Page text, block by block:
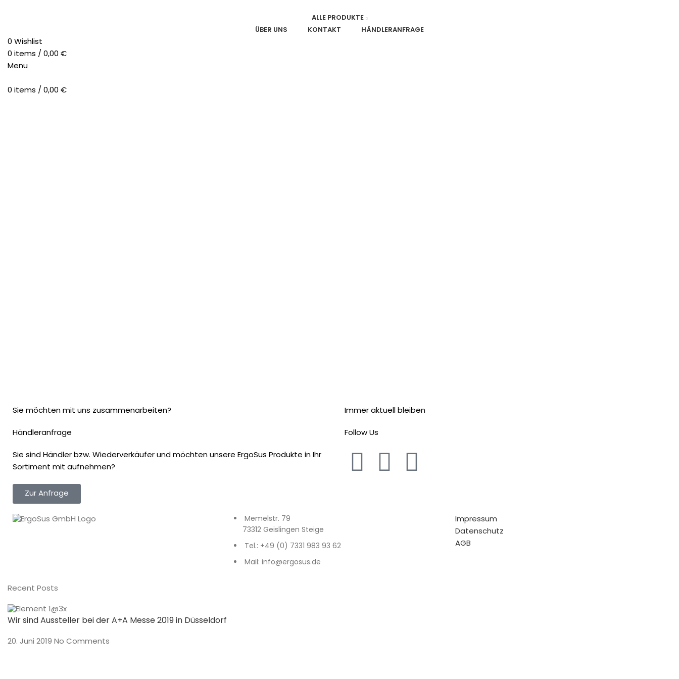
ALLE PRODUKTE
ÜBER UNS
KONTAKT HÄNDLERANFRAGE
0 Wishlist
0 items / 0,00 €
Menu
0 items / 0,00 €
Sie möchten mit uns zusammenarbeiten?
Händleranfrage
Sie sind Händler bzw. Wiederverkäufer und möchten unsere ErgoSus Produkte in Ihr
Sortiment mit aufnehmen?
Zur Anfrage
Immer aktuell bleiben
Follow Us
Memelstr. 79
73312 Geislingen Steige
Tel.: +49 (0) 7331 983 93 62
Mail: info@ergosus.de
Impressum
Datenschutz
AGB
Recent Posts
Wir sind Aussteller bei der A+A Messe 2019 in Düsseldorf
20. Juni 2019 No Comments